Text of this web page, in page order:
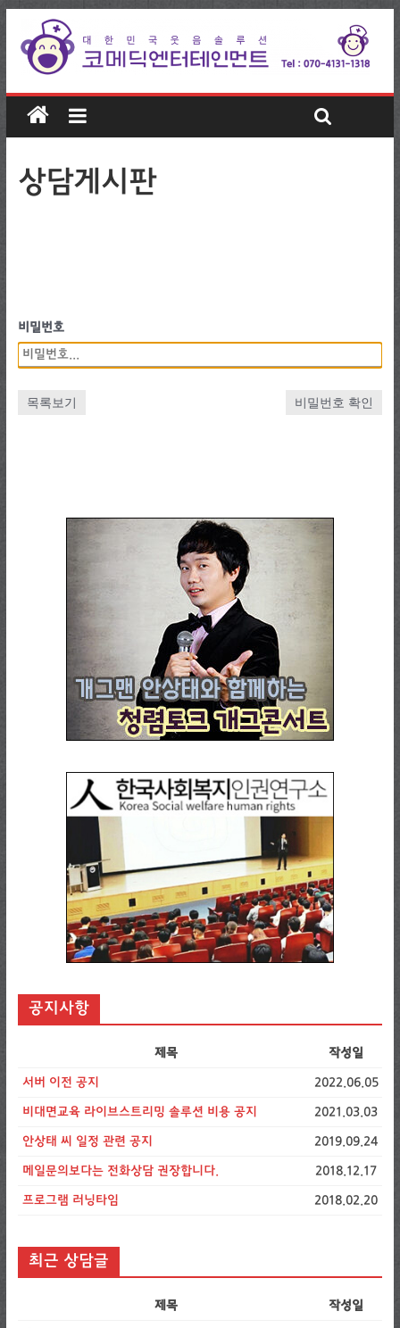
상담게시판
비밀번호
목록보기 비밀번호 확인
공지사항
제목 작성일
서버 이전 공지 2022.06.05
비대면교육 라이브스트리밍 솔루션 비용 공지 2021.03.03
안상태 씨 일정 관련 공지 2019.09.24
메일문의보다는 전화상담 권장합니다. 2018.12.17
프로그램 러닝타임 2018.02.20
최근 상담글
제목 작성일